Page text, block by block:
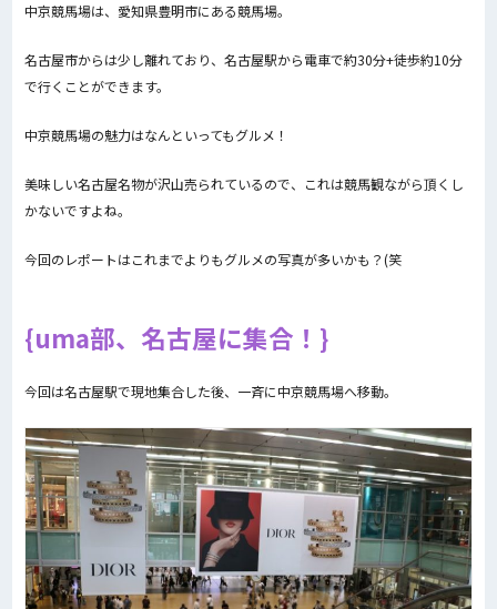
中京競馬場は、愛知県豊明市にある競馬場。
名古屋市からは少し離れており、名古屋駅から電車で約30分+徒歩約10分
で行くことができます。
中京競馬場の魅力はなんといってもグルメ！
美味しい名古屋名物が沢山売られているので、これは競馬観ながら頂くし
かないですよね。
今回のレポートはこれまでよりもグルメの写真が多いかも？(笑
uma部、名古屋に集合！
今回は名古屋駅で現地集合した後、一斉に中京競馬場へ移動。